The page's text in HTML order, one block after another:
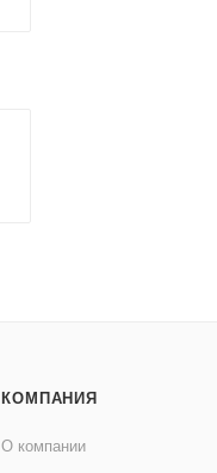
КОМПАНИЯ
О компании